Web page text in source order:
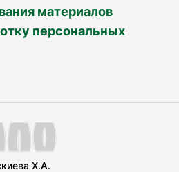
материалов
персональных
Х.А.